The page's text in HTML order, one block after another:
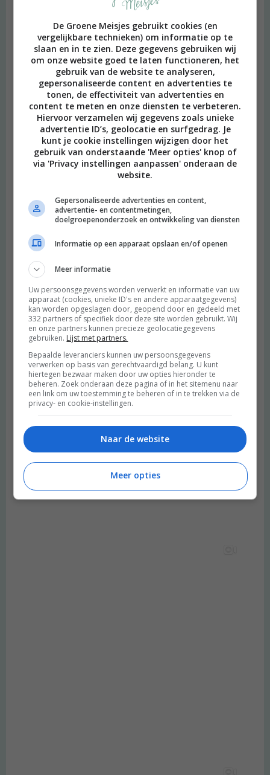
De Groene Meisjes gebruikt cookies (en
vergelijkbare technieken) om informatie op te
slaan en in te zien. Deze gegevens gebruiken wij
om onze website goed te laten functioneren, het
gebruik van de website te analyseren,
gepersonaliseerde content en advertenties te
tonen, de effectiviteit van advertenties en
content te meten en onze diensten te verbeteren.
Hiervoor verzamelen wij gegevens zoals unieke
advertentie ID’s, geolocatie en surfgedrag. Je
kunt je cookie instellingen wijzigen door het
gebruik van onderstaande 'Meer opties' knop of
via 'Privacy instellingen aanpassen' onderaan de
website.
Gepersonaliseerde advertenties en content,
advertentie- en contentmetingen,
doelgroepenonderzoek en ontwikkeling van diensten
Informatie op een apparaat opslaan en/of openen
Meer informatie
Uw persoonsgegevens worden verwerkt en informatie van uw
apparaat (cookies, unieke ID's en andere apparaatgegevens)
kan worden opgeslagen door, geopend door en gedeeld met
332 partners of specifiek door deze site worden gebruikt. Wij
en onze partners kunnen precieze geolocatiegegevens
gebruiken. Lijst met partners.
Bepaalde leveranciers kunnen uw persoonsgegevens
verwerken op basis van gerechtvaardigd belang. U kunt
hiertegen bezwaar maken door uw opties hieronder te
beheren. Zoek onderaan deze pagina of in het sitemenu naar
een link om uw toestemming te beheren of in te trekken via de
privacy- en cookie-instellingen.
Naar de website
Meer opties